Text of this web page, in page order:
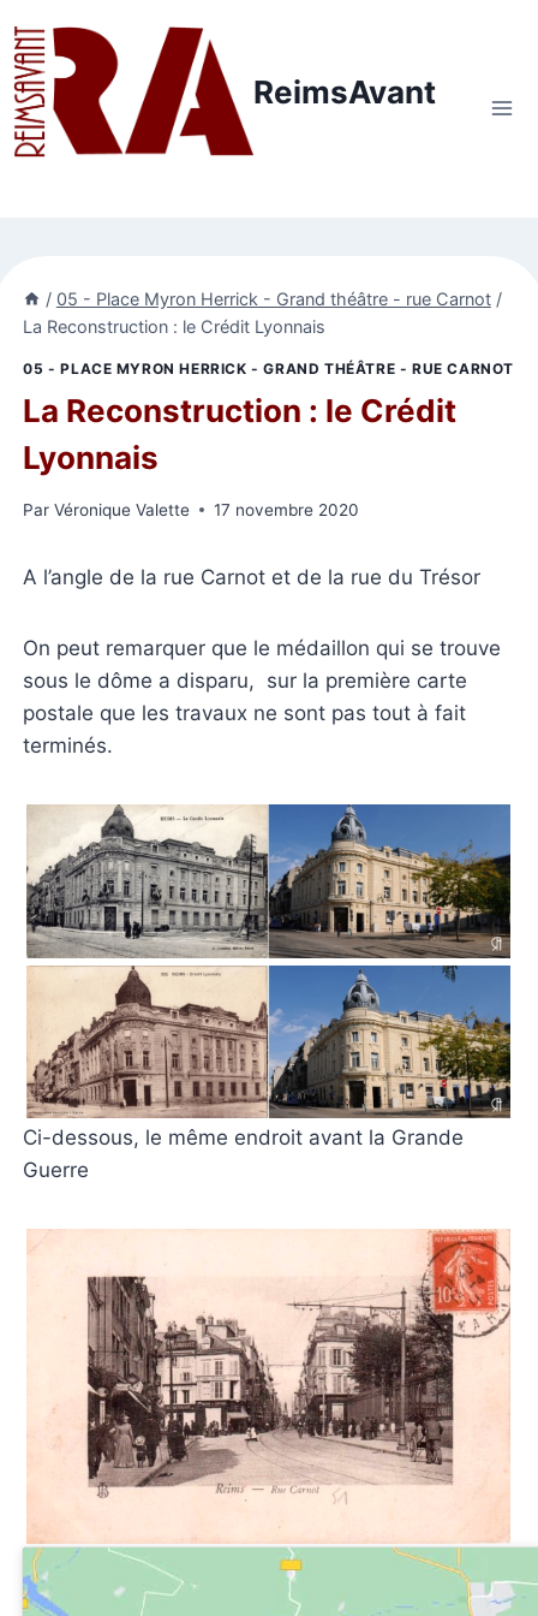
au
contenu
ReimsAvant
/ 05 - Place Myron Herrick - Grand théâtre - rue Carnot /
La Reconstruction : le Crédit Lyonnais
05 - PLACE MYRON HERRICK - GRAND THÉÂTRE - RUE CARNOT
La Reconstruction : le Crédit
Lyonnais
Par Véronique Valette 17 novembre 2020
A l’angle de la rue Carnot et de la rue du Trésor
On peut remarquer que le médaillon qui se trouve
sous le dôme a disparu, sur la première carte
postale que les travaux ne sont pas tout à fait
terminés.
Ci-dessous, le même endroit avant la Grande
Guerre